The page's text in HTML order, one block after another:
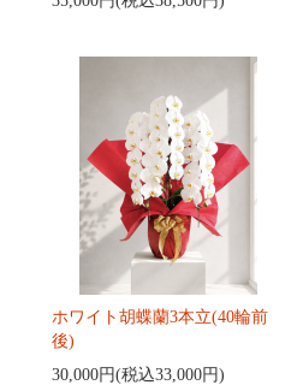
ホワイト胡蝶蘭3本立(40輪前
後)
30,000円(税込33,000円)